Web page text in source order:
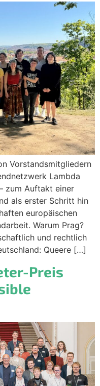
Vorstandsmitgliedern
Lambda
zum Auftakt einer
als erster Schritt hin
europäischen
Warum Prag?
und rechtlich
Queere […]
Preis